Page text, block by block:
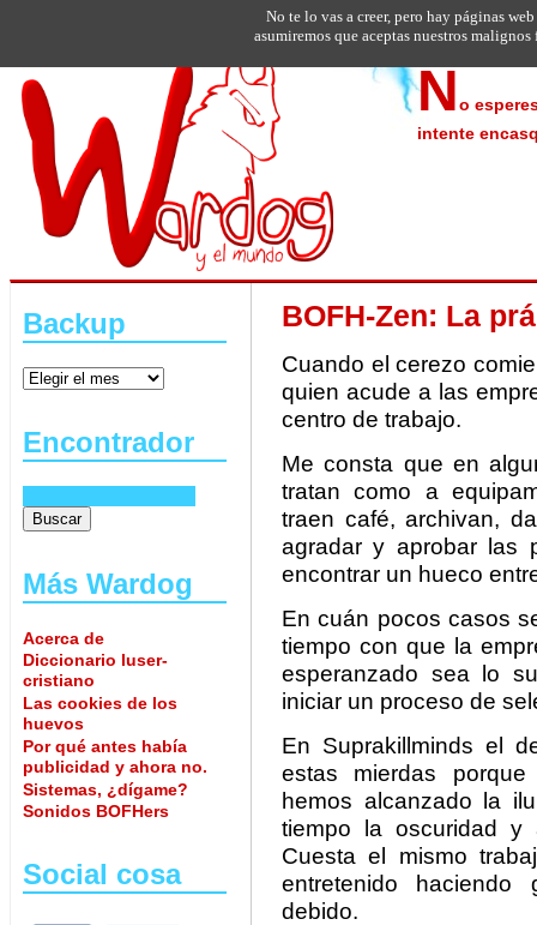
No
intente
Backup
Encontrador
Más Wardog
Acerca de
Diccionario luser-
cristiano
Las cookies de los
huevos
Por qué antes había
publicidad y ahora no.
Sistemas, ¿dígame?
Sonidos BOFHers
Social cosa
BOFH-Zen: La
Cuando el cerezo
quien acude a las
centro de trabajo.
Me consta que en
tratan como a
traen café, archivan,
agradar y aprobar las
encontrar un hueco
En cuán pocos casos
tiempo con que la
esperanzado sea lo
iniciar un proceso de
En Suprakillminds el
estas mierdas
hemos alcanzado la
tiempo la oscuridad y
Cuesta el mismo
entretenido
debido.
No te lo vas a creer, pero hay páginas
asumiremos que aceptas nuestros